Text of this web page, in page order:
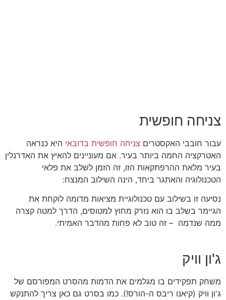
צניחה חופשית
עבור חובבי האקסטרים צניחה חופשית בדובאי היא כנראה
האטרקציה החמה ביותר בעיר. אם מעוניינים להאיץ את האדרנלין
בעיר מלאת ההרפתקאות הזו, זה הזמן לשלב את פלאי
הטכנולוגיה והאתגר ביחד, הינה השילוב המנצח:
נסיעה זו בשילוב עם טכנולוגיית מציאות מדומה לוקחת את
הגיימר בשלב בו הוא נזרק מחוץ למטוסים, הדרך למטה קצרה
ממה שנדמה – זה טוב לא פחות מהדבר האמיתי.
ג'ון וויק
משחק תפקידים בו מגלמים את הדמות מהסרט המפורסם של
ג'ון וויק (קיאנו ריבס ה-הורס!). כמו בסרט גם כאן צריך להתנקש